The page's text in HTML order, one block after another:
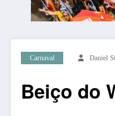
Carnaval Daniel
Beiço do